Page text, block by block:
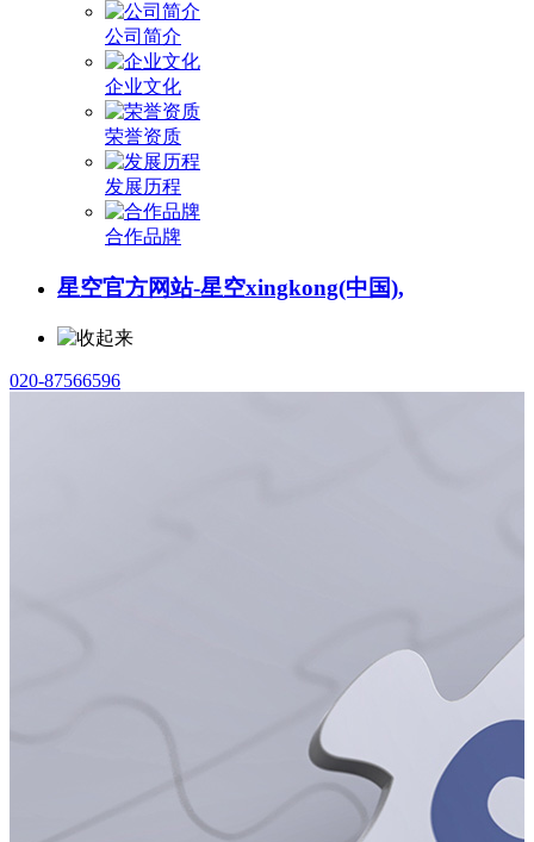
公司简介
企业文化
荣誉资质
发展历程
合作品牌
星空官方网站-星空xingkong(中国),
020-87566596